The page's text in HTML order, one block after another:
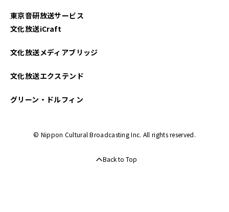
2025年01月
2024年12月
2024年11月
東京音研放送サービス
文化放送iCraft
文化放送メディアブリッジ
文化放送エクステンド
グリーン・ドルフィン
© Nippon Cultural Broadcasting Inc. All rights reserved.
Back to Top